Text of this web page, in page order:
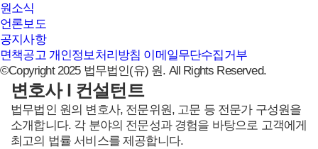
원소식
언론보도
공지사항
면책공고 개인정보처리방침 이메일무단수집거부
©Copyright 2025 법무법인(유) 원. All Rights Reserved.
변호사 l 컨설턴트
법무법인 원의 변호사, 전문위원, 고문 등 전문가 구성원을
소개합니다. 각 분야의 전문성과 경험을 바탕으로 고객에게
최고의 법률 서비스를 제공합니다.